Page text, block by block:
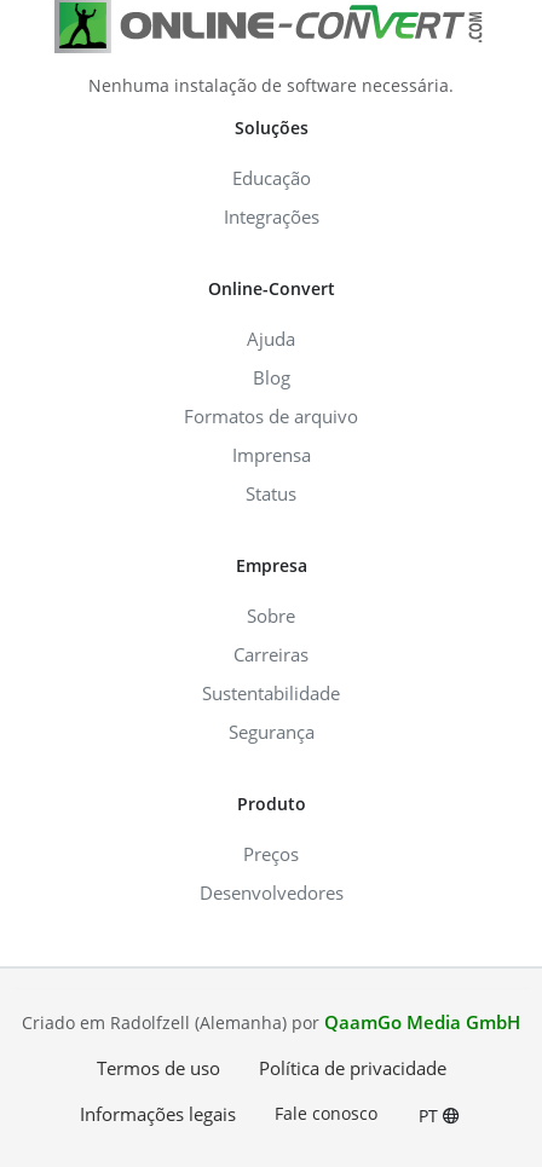
Nenhuma instalação de software necessária.
Soluções
Educação
Integrações
Online-Convert
Ajuda
Blog
Formatos de arquivo
Imprensa
Status
Empresa
Sobre
Carreiras
Sustentabilidade
Segurança
Produto
Preços
Desenvolvedores
Criado em Radolfzell (Alemanha) por QaamGo Media GmbH
Termos de uso
Política de privacidade
Informações legais
Fale conosco PT